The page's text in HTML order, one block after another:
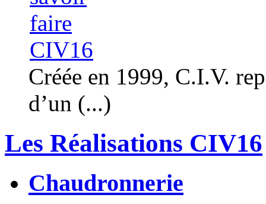
Créée en 1999, C.I.V.
d’un (...)
Les Réalisations CIV16
Chaudronnerie